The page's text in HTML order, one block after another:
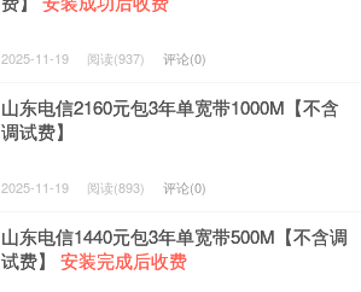
2025-11-19 阅读(937) 评论(0)
山东电信2160元包3年单宽带1000M【不含
调试费】
2025-11-19 阅读(893) 评论(0)
山东电信1440元包3年单宽带500M【不含调
试费】 安装完成后收费